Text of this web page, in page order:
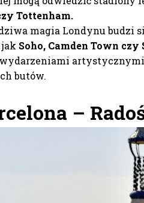
Tottenham.
magia Londynu budzi
Soho, Camden Town czy
butów.
–